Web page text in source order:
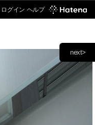
ログイン ヘルプ
next>